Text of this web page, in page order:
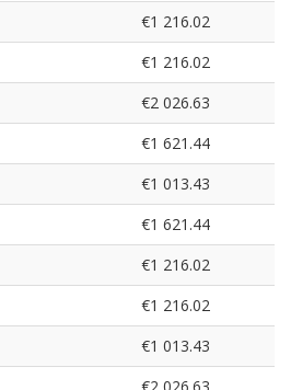
€1 216.02
€1 216.02
€2 026.63
€1 621.44
€1 013.43
€1 621.44
€1 216.02
€1 216.02
€1 013.43